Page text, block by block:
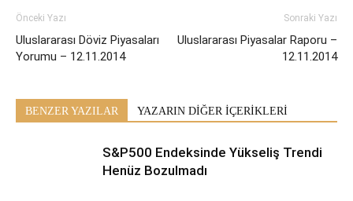
Önceki Yazı
Uluslararası Döviz Piyasaları
Yorumu – 12.11.2014
Sonraki Yazı
Uluslararası Piyasalar Raporu –
12.11.2014
BENZER YAZILAR YAZARIN DİĞER İÇERİKLERİ
S&P500 Endeksinde Yükseliş Trendi
Henüz Bozulmadı